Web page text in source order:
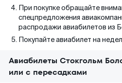
При покупке обращайте
спецпредложения
распродажи авиабилетов из
Покупайте авиабилет на
Авиабилеты Стокгольм
или с пересадками